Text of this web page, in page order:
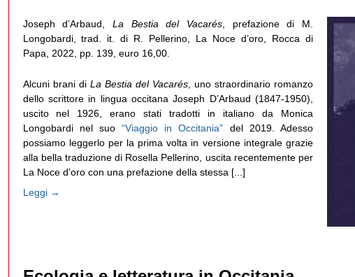
Joseph d’Arbaud, La Bestia del Vacarés, prefazione di M.
Longobardi, trad. it. di R. Pellerino, La Noce d’oro, Rocca di
Papa, 2022, pp. 139, euro 16,00.
Alcuni brani di La Bestia del Vacarés, uno straordinario romanzo
dello scrittore in lingua occitana Joseph D’Arbaud (1847-1950),
uscito nel 1926, erano stati tradotti in italiano da Monica
Longobardi nel suo“Viaggio in Occitania” del 2019. Adesso
possiamo leggerlo per la prima volta in versione integrale grazie
alla bella traduzione di Rosella Pellerino, uscita recentemente per
La Noce d’oro con una prefazione della stessa [...]
Leggi →